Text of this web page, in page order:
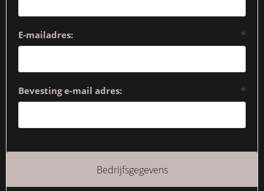
E-mailadres: *
Bevesting e-mail adres: *
Bedrijfsgegevens